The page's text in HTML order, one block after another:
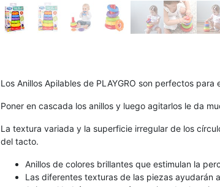
Los Anillos Apilables de PLAYGRO son perfectos
Poner en cascada los anillos y luego agitarlos le da
La textura variada y la superficie irregular de los
del tacto.
Anillos de colores brillantes que estimulan la
Las diferentes texturas de las piezas ayudarán